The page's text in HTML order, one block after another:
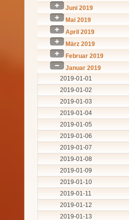
Juni 2019
Mai 2019
April 2019
März 2019
Februar 2019
Januar 2019
2019-01-01
2019-01-02
2019-01-03
2019-01-04
2019-01-05
2019-01-06
2019-01-07
2019-01-08
2019-01-09
2019-01-10
2019-01-11
2019-01-12
2019-01-13